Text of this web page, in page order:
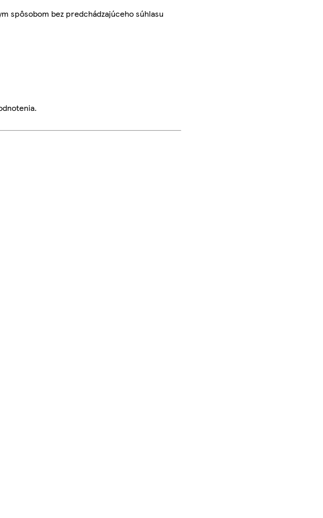
spôsobom bez predchádzajúceho súhlasu